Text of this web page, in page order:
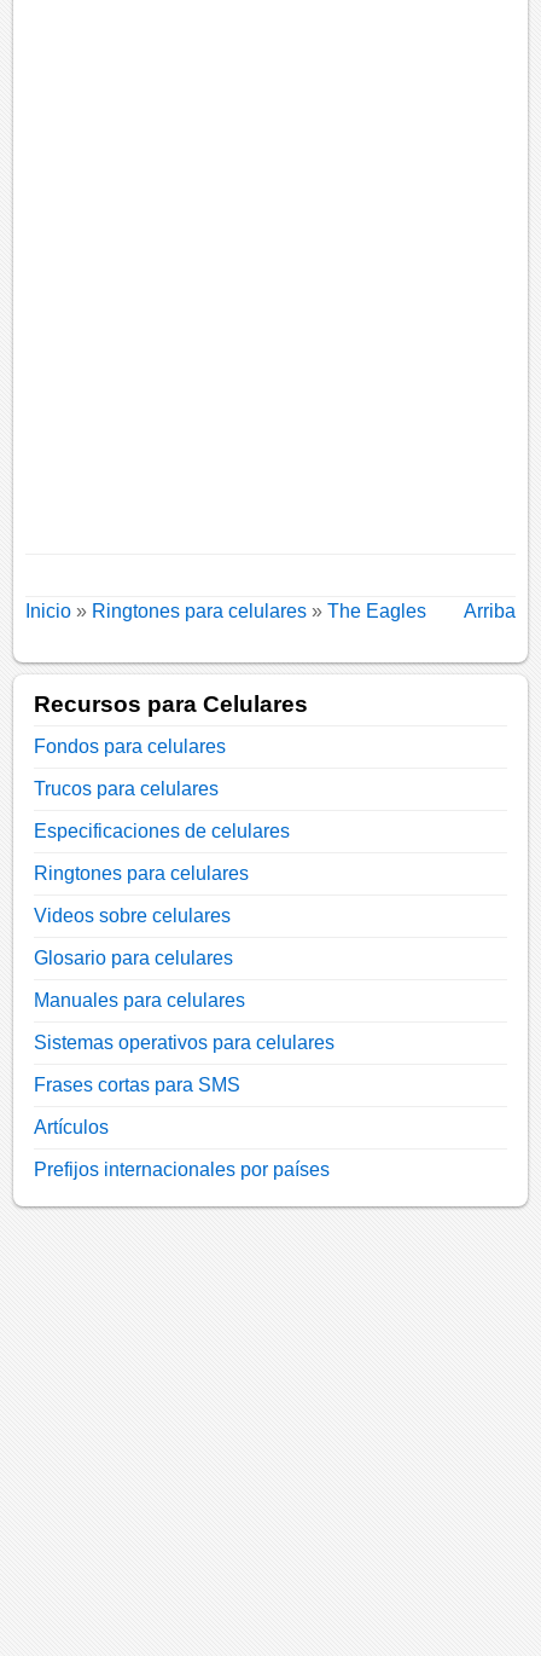
Inicio » Ringtones para celulares »The Eagles Arriba
Recursos para Celulares
Fondos para celulares
Trucos para celulares
Especificaciones de celulares
Ringtones para celulares
Videos sobre celulares
Glosario para celulares
Manuales para celulares
Sistemas operativos para celulares
Frases cortas para SMS
Artículos
Prefijos internacionales por países